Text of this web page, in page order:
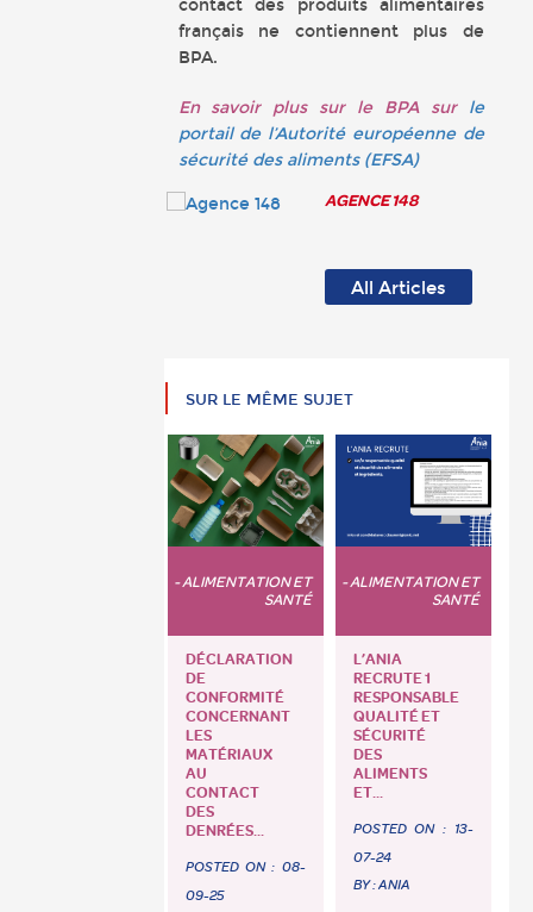
contact des produits alimentaires
français ne contiennent plus de
BPA.
En savoir plus sur le BPA sur le
portail de l’Autorité européenne de
sécurité des aliments (EFSA)
AGENCE 148
All Articles
SUR LE MÊME SUJET
- ALIMENTATION ET
SANTÉ
DÉCLARATION
DE
CONFORMITÉ
CONCERNANT
LES
MATÉRIAUX
AU
CONTACT
DES
DENRÉES...
POSTED ON : 08-
09-25
- ALIMENTATION ET
SANTÉ
L’ANIA
RECRUTE 1
RESPONSABLE
QUALITÉ ET
SÉCURITÉ
DES
ALIMENTS
ET...
POSTED ON : 13-
07-24
BY : ANIA